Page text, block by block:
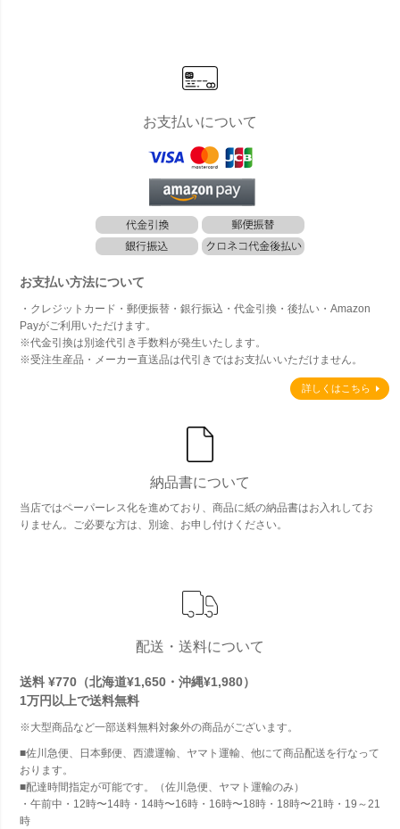
お支払いについて
お支払い方法について
・クレジットカード・郵便振替・銀行振込・代金引換・後払い・Amazon
Payがご利用いただけます。
※代金引換は別途代引き手数料が発生いたします。
※受注生産品・メーカー直送品は代引きではお支払いいただけません。
詳しくはこちら
納品書について
当店ではペーパーレス化を進めており、商品に紙の納品書はお入れしてお
りません。ご必要な方は、別途、お申し付けください。
配送・送料について
送料 ¥770（北海道¥1,650・沖縄¥1,980）
1万円以上で送料無料
※大型商品など一部送料無料対象外の商品がございます。
■佐川急便、日本郵便、西濃運輸、ヤマト運輸、他にて商品配送を行なって
おります。
■配達時間指定が可能です。（佐川急便、ヤマト運輸のみ）
・午前中・12時〜14時・14時〜16時・16時〜18時・18時〜21時・19～21
時